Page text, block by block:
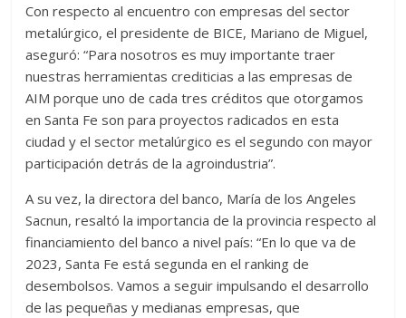
Con respecto al encuentro con empresas del sector
metalúrgico, el presidente de BICE, Mariano de Miguel,
aseguró: “Para nosotros es muy importante traer
nuestras herramientas crediticias a las empresas de
AIM porque uno de cada tres créditos que otorgamos
en Santa Fe son para proyectos radicados en esta
ciudad y el sector metalúrgico es el segundo con mayor
participación detrás de la agroindustria”.
A su vez, la directora del banco, María de los Angeles
Sacnun, resaltó la importancia de la provincia respecto al
financiamiento del banco a nivel país: “En lo que va de
2023, Santa Fe está segunda en el ranking de
desembolsos. Vamos a seguir impulsando el desarrollo
de las pequeñas y medianas empresas, que